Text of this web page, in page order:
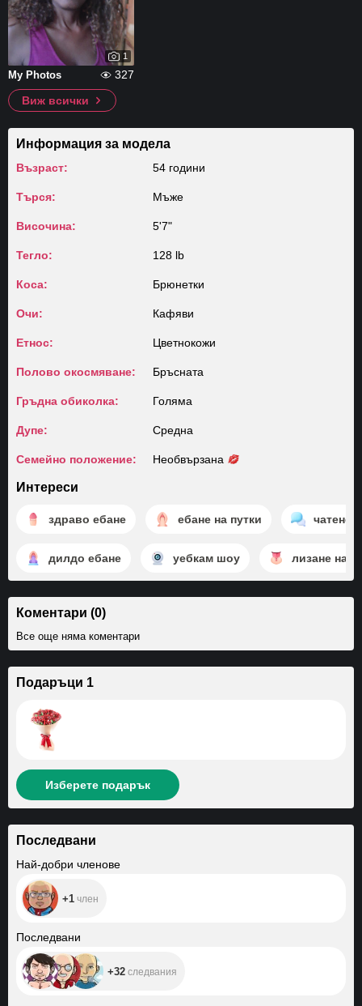
1
My Photos
327
Виж всички
Информация за модела
Възраст: 54 години
Търся: Мъже
Височина: 5'7"
Тегло: 128 lb
Коса: Брюнетки
Очи: Кафяви
Етнос: Цветнокожи
Полово окосмяване: Бръсната
Гръдна обиколка: Голяма
Дупе: Среднa
Семейно положение: Необвързана
Интереси
здраво ебане ебане на путки чатене
дилдо ебане уебкам шоу лизане на
Коментари (0)
Все още няма коментари
Подаръци 1
Изберете подарък
Последвани
Най-добри членове
+1 член
Последвани
+32 следвания